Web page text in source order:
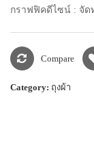
กราฟฟิคดีไซน์ : จัด
Compare
Category: ถุงผ้า